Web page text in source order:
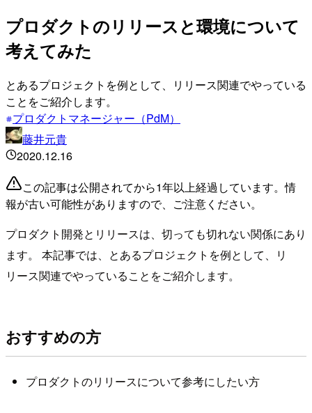
プロダクトのリリースと環境について
考えてみた
とあるプロジェクトを例として、リリース関連でやっている
ことをご紹介します。
プロダクトマネージャー（PdM）
藤井元貴
2020.12.16
この記事は公開されてから1年以上経過しています。情
報が古い可能性がありますので、ご注意ください。
プロダクト開発とリリースは、切っても切れない関係にあり
ます。 本記事では、とあるプロジェクトを例として、リ
リース関連でやっていることをご紹介します。
おすすめの方
プロダクトのリリースについて参考にしたい方